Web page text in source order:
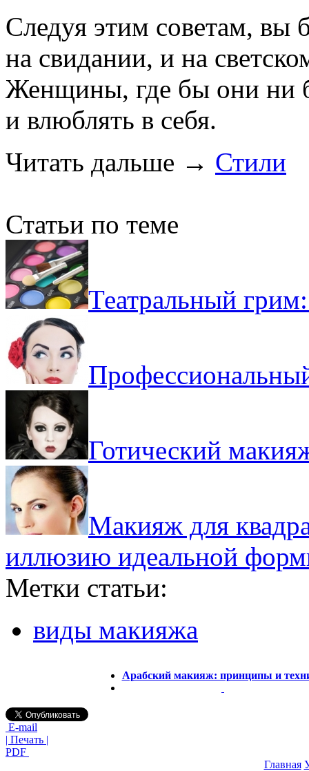
Следуя этим советам, вы
на свидании, и на
Женщины, где бы они ни
и влюблять в себя.
Читать дальше → Стили
Статьи по теме
Театральный
Готический
Макияж для
иллюзию идеальной
Метки статьи:
виды макияжа
Арабский макияж: принципы и
E-mail
| Печать |
PDF
Главная